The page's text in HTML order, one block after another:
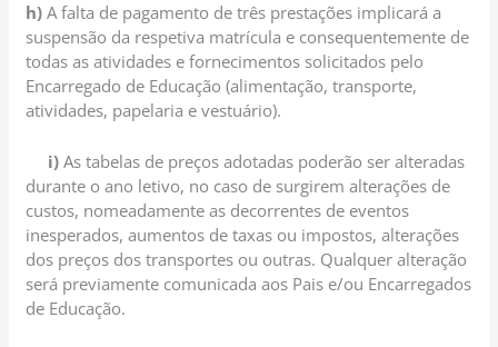
h) A falta de pagamento de três prestações implicará a
suspensão da respetiva matrícula e consequentemente de
todas as atividades e fornecimentos solicitados pelo
Encarregado de Educação (alimentação, transporte,
atividades, papelaria e vestuário).
i) As tabelas de preços adotadas poderão ser alteradas
durante o ano letivo, no caso de surgirem alterações de
custos, nomeadamente as decorrentes de eventos
inesperados, aumentos de taxas ou impostos, alterações
dos preços dos transportes ou outras. Qualquer alteração
será previamente comunicada aos Pais e/ou Encarregados
de Educação.